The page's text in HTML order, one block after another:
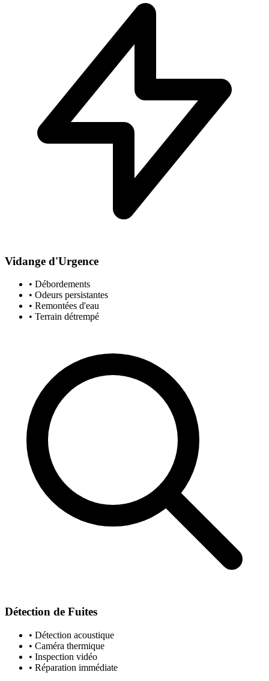
Vidange d'Urgence
• Débordements
• Odeurs persistantes
• Remontées d'eau
• Terrain détrempé
Détection de Fuites
• Détection acoustique
• Caméra thermique
• Inspection vidéo
• Réparation immédiate